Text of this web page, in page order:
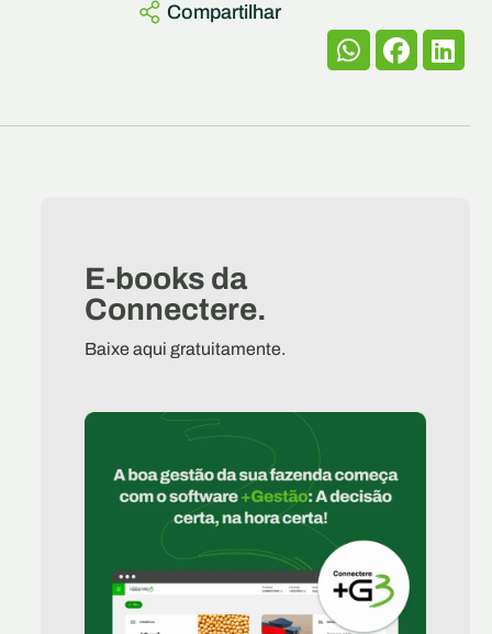
Compartilhar
E-books da
Connectere.
Baixe aqui gratuitamente.